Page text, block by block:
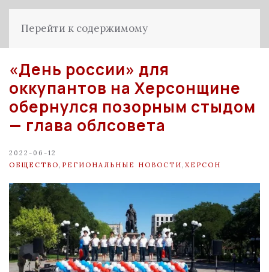
Перейти к содержимому
«День россии» для
оккупантов на Херсонщине
обернулся позорным стыдом
— глава облсовета
2022-06-12
ОБЩЕСТВО РЕГИОНАЛЬНЫЕ НОВОСТИ ХЕРСОН